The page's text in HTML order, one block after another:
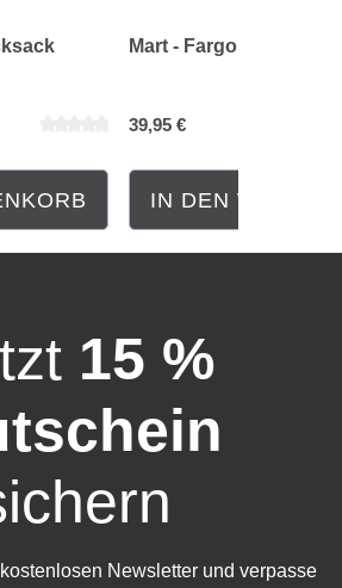
von 0 von 5 SternenDurchschnittliche
Mart - Fargo Crossbag
39,95 €
IN DEN
15 %
Newsletter und verpasse